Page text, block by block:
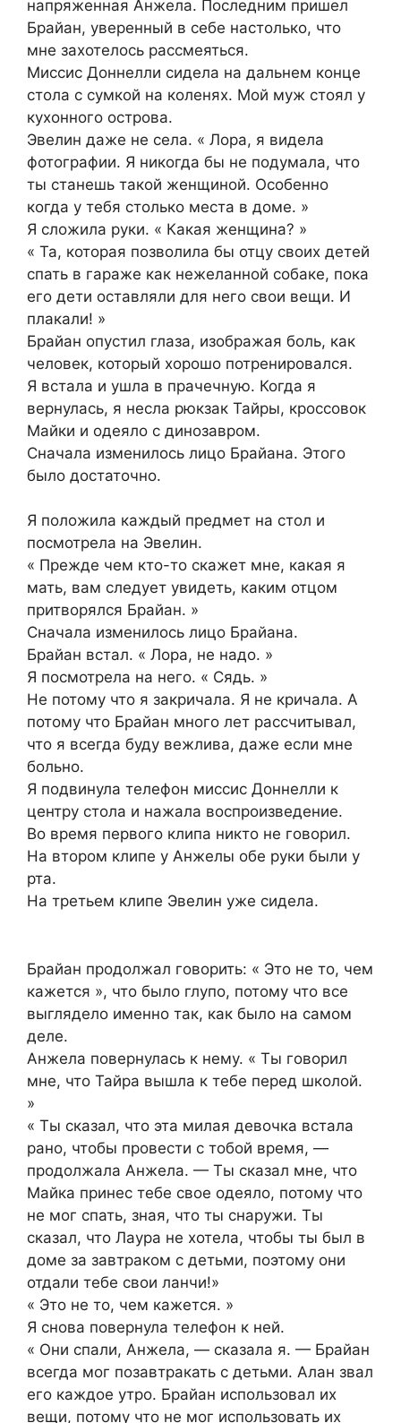
напряженная Анжела. Последним пришел
Брайан, уверенный в себе настолько, что
мне захотелось рассмеяться.
Миссис Доннелли сидела на дальнем конце
стола с сумкой на коленях. Мой муж стоял у
кухонного острова.
Эвелин даже не села. « Лора, я видела
фотографии. Я никогда бы не подумала, что
ты станешь такой женщиной. Особенно
когда у тебя столько места в доме. »
Я сложила руки. « Какая женщина? »
« Та, которая позволила бы отцу своих детей
спать в гараже как нежеланной собаке, пока
его дети оставляли для него свои вещи. И
плакали! »
Брайан опустил глаза, изображая боль, как
человек, который хорошо потренировался.
Я встала и ушла в прачечную. Когда я
вернулась, я несла рюкзак Тайры, кроссовок
Майки и одеяло с динозавром.
Сначала изменилось лицо Брайана. Этого
было достаточно.
Я положила каждый предмет на стол и
посмотрела на Эвелин.
« Прежде чем кто-то скажет мне, какая я
мать, вам следует увидеть, каким отцом
притворялся Брайан. »
Сначала изменилось лицо Брайана.
Брайан встал. « Лора, не надо. »
Я посмотрела на него. « Сядь. »
Не потому что я закричала. Я не кричала. А
потому что Брайан много лет рассчитывал,
что я всегда буду вежлива, даже если мне
больно.
Я подвинула телефон миссис Доннелли к
центру стола и нажала воспроизведение.
Во время первого клипа никто не говорил.
На втором клипе у Анжелы обе руки были у
рта.
На третьем клипе Эвелин уже сидела.
Брайан продолжал говорить: « Это не то, чем
кажется », что было глупо, потому что все
выглядело именно так, как было на самом
деле.
Анжела повернулась к нему. « Ты говорил
мне, что Тайра вышла к тебе перед школой.
»
« Ты сказал, что эта милая девочка встала
рано, чтобы провести с тобой время, —
продолжала Анжела. — Ты сказал мне, что
Майка принес тебе свое одеяло, потому что
не мог спать, зная, что ты снаружи. Ты
сказал, что Лаура не хотела, чтобы ты был в
доме за завтраком с детьми, поэтому они
отдали тебе свои ланчи!»
« Это не то, чем кажется. »
Я снова повернула телефон к ней.
« Они спали, Анжела, — сказала я. — Брайан
всегда мог позавтракать с детьми. Алан звал
его каждое утро. Брайан использовал их
вещи, потому что не мог использовать их